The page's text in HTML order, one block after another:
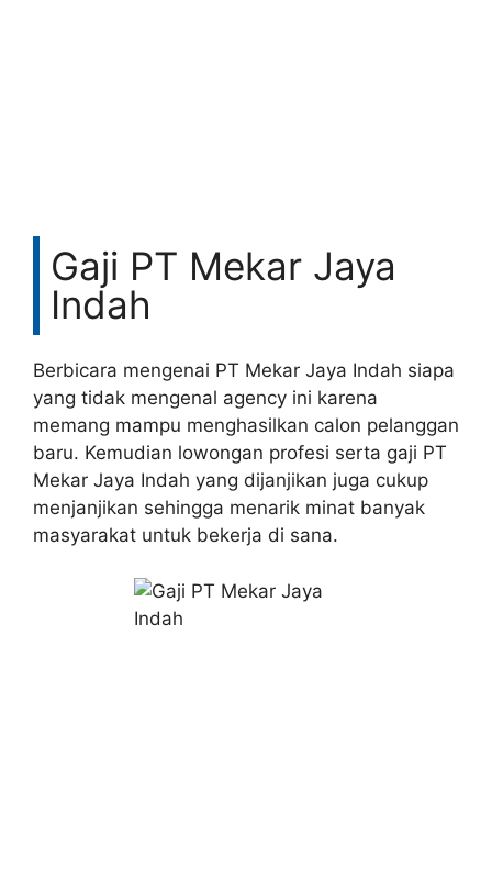
Gaji PT Mekar Jaya
Indah
Berbicara mengenai PT Mekar Jaya Indah siapa
yang tidak mengenal agency ini karena
memang mampu menghasilkan calon pelanggan
baru. Kemudian lowongan profesi serta gaji PT
Mekar Jaya Indah yang dijanjikan juga cukup
menjanjikan sehingga menarik minat banyak
masyarakat untuk bekerja di sana.